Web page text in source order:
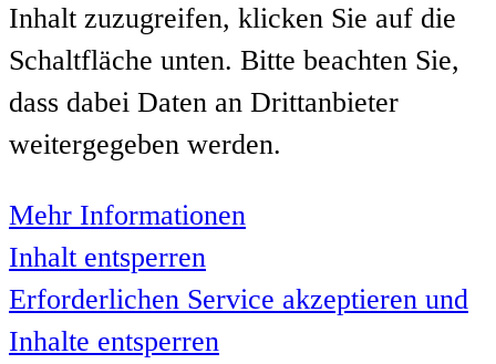
Inhalt zuzugreifen, klicken Sie auf die
Schaltfläche unten. Bitte beachten Sie,
dass dabei Daten an Drittanbieter
weitergegeben werden.
Mehr Informationen
Inhalt entsperren
Erforderlichen Service akzeptieren und
Inhalte entsperren